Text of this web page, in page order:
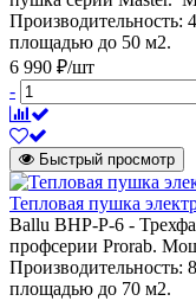
площадью до 50 м2.
6 990 ₽/шт
-
Быстрый просмотр
Тепловая пушка
Ballu BHP-P-6 -
профсерии Prorab.
площадью до 70 м2.